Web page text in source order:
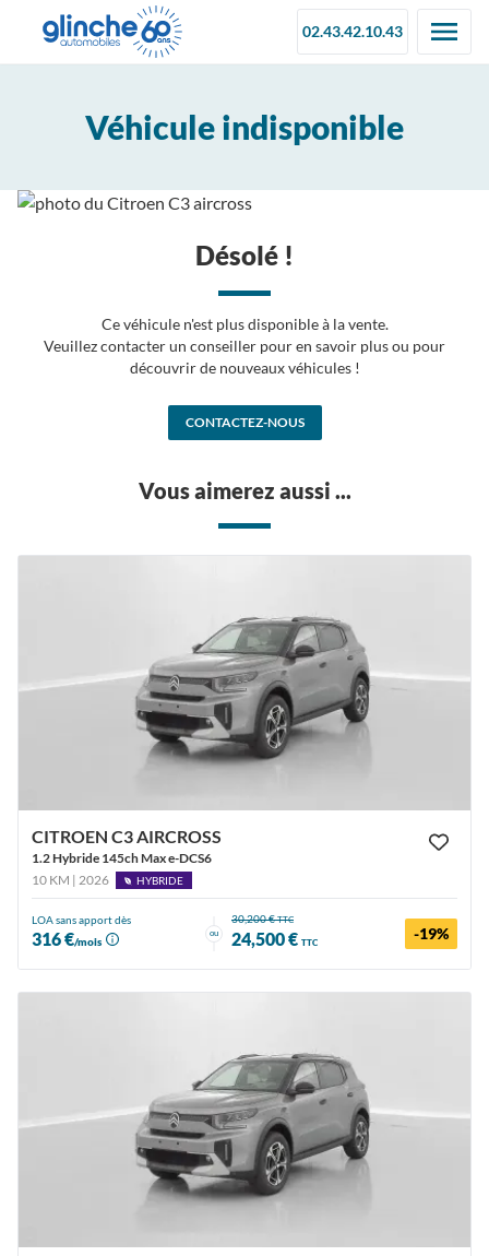
02.43.42.10.43
Véhicule indisponible
Désolé !
Ce véhicule n'est plus disponible à la vente.
Veuillez contacter un conseiller pour en savoir plus ou pour
découvrir de nouveaux véhicules !
CONTACTEZ-NOUS
Vous aimerez aussi ...
CITROEN C3 AIRCROSS
1.2 Hybride 145ch Max e-DCS6
10 KM | 2026
HYBRIDE
LOA sans apport dès
316 €/mois
ou
30,200 €TTC
24,500 € TTC -19%